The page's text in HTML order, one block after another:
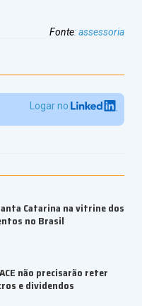
Fonte:assessoria
Logar no
Catarina na vitrine dos
no Brasil
não precisarão reter
e dividendos